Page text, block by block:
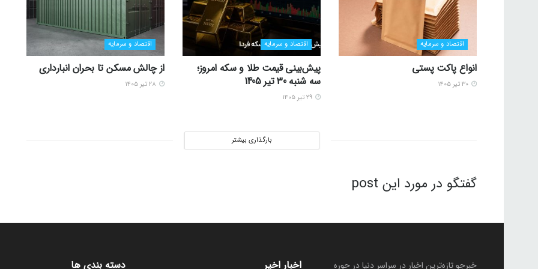
اقتصاد و سرمایه
انواع پاکت پستی
اقتصاد و سرمایه
پیش‌بینی قیمت طلا و سکه امروز؛
سه شنبه 30 تیر 1405
اقتصاد و سرمایه
از چالش مسکن تا بحران انبارداری
بارگذاری بیشتر
گفتگو در مورد این post
خبرجو تازه‌ترین اخبار در سراسر دنیا در حوره اخبار اخیر دسته بندی ها